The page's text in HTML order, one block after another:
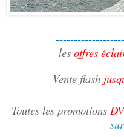
les offres
Vente flash
Toutes les promotions